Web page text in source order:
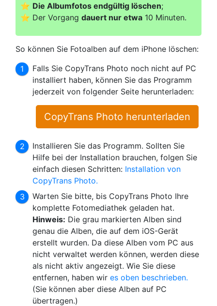
⭐ Die Albumfotos endgültig löschen;
⭐ Der Vorgang dauert nur etwa 10 Minuten.
So können Sie Fotoalben auf dem iPhone löschen:
Falls Sie CopyTrans Photo noch nicht auf PC
installiert haben, können Sie das Programm
jederzeit von folgender Seite herunterladen:
CopyTrans Photo herunterladen
Installieren Sie das Programm. Sollten Sie
Hilfe bei der Installation brauchen, folgen Sie
einfach diesen Schritten: Installation von
CopyTrans Photo.
Warten Sie bitte, bis CopyTrans Photo Ihre
komplette Fotomediathek geladen hat.
Hinweis: Die grau markierten Alben sind
genau die Alben, die auf dem iOS-Gerät
erstellt wurden. Da diese Alben vom PC aus
nicht verwaltet werden können, werden diese
als nicht aktiv angezeigt. Wie Sie diese
entfernen, haben wires oben beschrieben.
(Sie können aber diese Alben auf PC
übertragen.)